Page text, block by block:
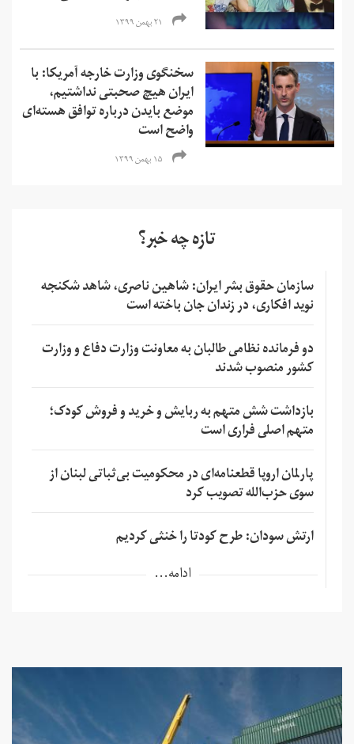
۲۱ بهمن ۱۳۹۹
سخنگوی وزارت خارجه آمریکا: با
ایران هیچ صحبتی نداشتیم،
موضع بایدن درباره توافق هسته‌ای
واضح است
۱۵ بهمن ۱۳۹۹
تازه چه خبر؟
سازمان حقوق بشر ایران: شاهین ناصری، شاهد شکنجه
نوید افکاری، در زندان جان باخته است
دو فرمانده نظامی طالبان به معاونت وزارت دفاع و وزارت
کشور منصوب شدند
بازداشت شش متهم به ربایش و خرید و فروش کودک؛
متهم اصلی فراری است
پارلمان اروپا قطعنامه‌ای در محکومیت بی‌ثباتی لبنان از
سوی حزب‌الله تصویب کرد
ارتش سودان: طرح کودتا را خنثی کردیم
ادامه...